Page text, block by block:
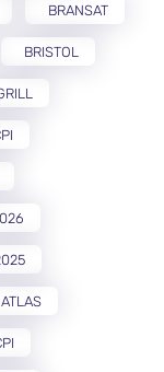
BRANSAT
BRISTOL